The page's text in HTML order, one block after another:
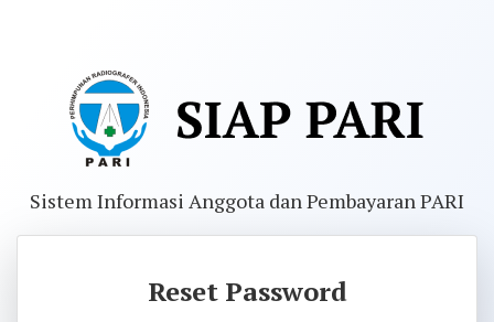
Sistem Informasi Anggota dan Pembayaran PARI
Reset Password